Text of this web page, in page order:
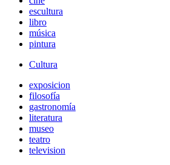
escultura
libro
música
pintura
Cultura
exposicion
filosofía
gastronomía
literatura
museo
teatro
television